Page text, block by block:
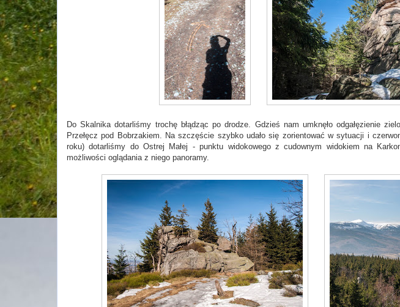
Do Skalnika dotarliśmy trochę błądząc po drodze. Gdzieś nam umknęło odgałęzienie
Przełęcz pod Bobrzakiem. Na szczęście szybko udało się zorientować w sytuacji i
roku) dotarliśmy do Ostrej Małej - punktu widokowego z cudownym widokiem na
możliwości oglądania z niego panoramy.